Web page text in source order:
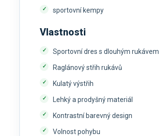
sportovní kempy
Vlastnosti
Sportovní dres s dlouhým rukávem
Raglánový střih rukávů
Kulatý výstřih
Lehký a prodyšný materiál
Kontrastní barevný design
Volnost pohybu